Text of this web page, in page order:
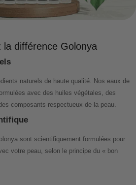
la différence Golonya
naturels de haute qualité. Nos eaux de
avec des huiles végétales, des
composants respectueux de la peau.
sont scientifiquement formulées pour
votre peau, selon le principe du « bon